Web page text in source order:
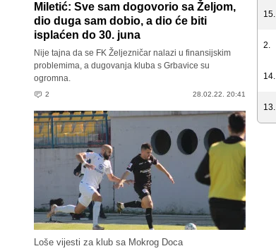
Miletić: Sve sam dogovorio sa Željom,
dio duga sam dobio, a dio će biti
isplaćen do 30. juna
Nije tajna da se FK Željezničar nalazi u finansijskim
problemima, a dugovanja kluba s Grbavice su
ogromna.
2 28.02.22. 20:41
Loše vijesti za klub sa Mokrog Doca
15.
2.
14.
13.